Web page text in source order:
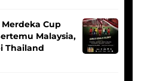
Cup
Malaysia,
Thailand